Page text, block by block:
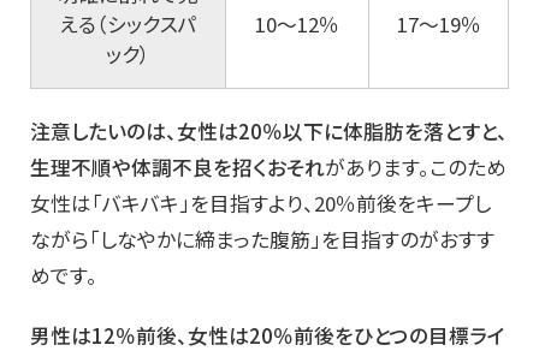
える（シックスパ
ック）
10〜12％ 17〜19％
注意したいのは、女性は20％以下に体脂肪を落とすと、
生理不順や体調不良を招くおそれがあります。このため
女性は「バキバキ」を目指すより、20％前後をキープし
ながら「しなやかに締まった腹筋」を目指すのがおすす
めです。
男性は12％前後、女性は20％前後をひとつの目標ライ